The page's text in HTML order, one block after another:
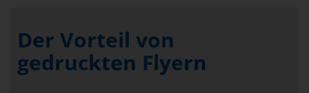
Der Vorteil von
gedruckten Flyern